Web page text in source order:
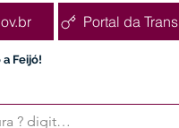
Portal da
Feijó!